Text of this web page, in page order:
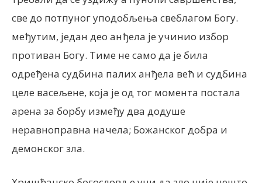
све до потпуног уподобљења свеблагом Богу.
међутим, један део анђела је учинио избор
противан Богу. Тиме не само да је била
одређена судбина палих анђела већ и судбина
целе васељене, која је од тог момента постала
арена за борбу између два додуше
неравноправна начела; Божанског добра и
демонског зла.